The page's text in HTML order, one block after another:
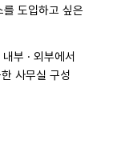
도입하고 싶은
부 · 외부에서
사무실 구성